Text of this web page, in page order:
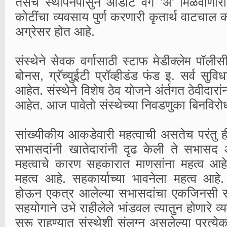
कोटींचा व्यवसाय पुर्ण करणारी कृतार्थ
अग्रेसर होत आहे.
संस्थेने सेवक वर्गासाठी स्टाफ मेडीक्लेम
बोनस, ग्रॅच्युईटी प्रॉव्हीडंड फंड इ. सर्व
आहेत. संस्थेने विशेष ठेव योजने अंर्तगत
आहेत. आज पावेतो संस्थेच्या निवडणुका
सांख्यीकीय आकडेवारी महत्वाची असतेच परंतु
सभासदांनी खातेदारांनी दृढ केली ते सभासद
महत्वाचे कारण सहकारात माणसांना महत्व
महत्व आहे. सहकार्याच्या भावनेला महत्व
होऊन एकत्र आलेल्या सभासदांचा एकजिनसी
सहयोगाने उभे राहीलेले भांडवल त्यातुन होणारे
सुरू राहण्यात संस्थेशी संलग्न असलेल्या